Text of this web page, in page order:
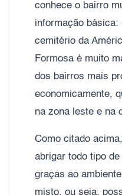
conhece o bairro
informação
cemitério da
Formosa é muito
dos bairros mais
economicamente,
na zona leste e na
Como citado
abrigar todo tipo
graças ao
misto, ou seja,